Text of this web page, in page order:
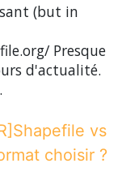
(but in
Presque
d'actualité.
vs
choisir ?